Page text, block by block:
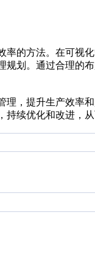
的方法。在可视
划。通过合理的
，提升生产效率
续优化和改进，从